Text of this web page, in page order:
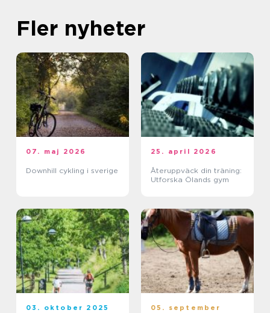
Fler nyheter
07. maj 2026
Downhill cykling i sverige
25. april 2026
Återuppväck din träning:
Utforska Ölands gym
03. oktober 2025
05. september